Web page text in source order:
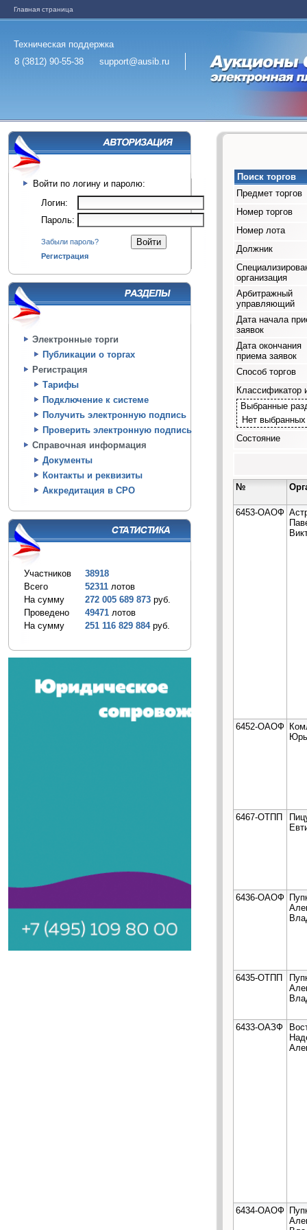
Главная страница
Техническая поддержка
8 (3812) 90-55-38
support@ausib.ru
Войти по логину и паролю:
Логин:
Пароль:
Забыли пароль?
Регистрация
Электронные торги
Публикации о торгах
Регистрация
Тарифы
Подключение к системе
Получить электронную подпись
Проверить электронную подпись
Справочная информация
Документы
Контакты и реквизиты
Аккредитация в СРО
Участников
38918
Всего
52311 лотов
На сумму
272 005 689 873 руб.
Проведено
49471 лотов
На сумму
251 116 829 884руб.
Поиск торгов
Предмет торгов
Номер торгов
Номер лота
Должник
организация
Арбитражный
управляющий
Дата начала
заявок
Дата окончания
приема заявок
Способ торгов
Классификатор
Выбранные
Нет
Состояние
№
6453-ОАОФ
6452-ОАОФ
6467-ОТПП
6436-ОАОФ
6435-ОТПП
6433-ОАЗФ
6434-ОАОФ